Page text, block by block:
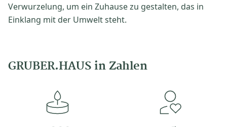
Verwurzelung, um ein Zuhause zu gestalten, das in
Einklang mit der Umwelt steht.
GRUBER.HAUS in Zahlen